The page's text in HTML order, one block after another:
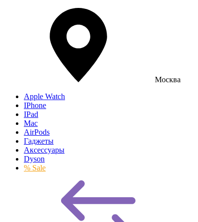
Москва
Apple Watch
IPhone
IPad
Mac
AirPods
Гаджеты
Аксессуары
Dyson
% Sale